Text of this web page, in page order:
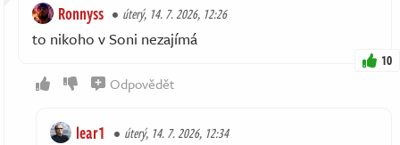
Ronnyss úterý, 14. 7. 2026, 12:26
to nikoho v Soni nezajímá
10
Odpovědět
lear1 úterý, 14. 7. 2026, 12:34